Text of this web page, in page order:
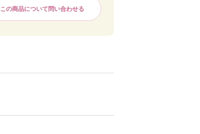
この商品について問い合わせる